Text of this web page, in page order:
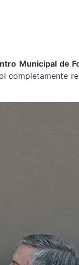
Municipal de
completamente